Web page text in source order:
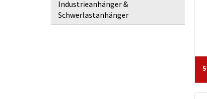
Industrieanhänger &
Schwerlastanhänger
5